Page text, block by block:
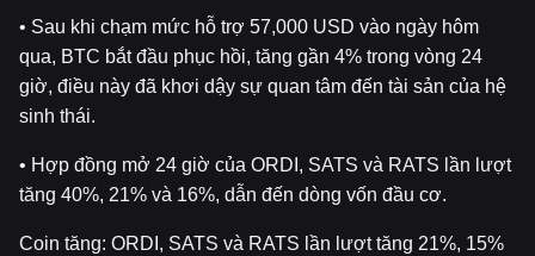
• Sau khi chạm mức hỗ trợ 57,000 USD vào ngày hôm
qua, BTC bắt đầu phục hồi, tăng gần 4% trong vòng 24
giờ, điều này đã khơi dậy sự quan tâm đến tài sản của hệ
sinh thái.
• Hợp đồng mở 24 giờ của ORDI, SATS và RATS lần lượt
tăng 40%, 21% và 16%, dẫn đến dòng vốn đầu cơ.
Coin tăng: ORDI, SATS và RATS lần lượt tăng 21%, 15%